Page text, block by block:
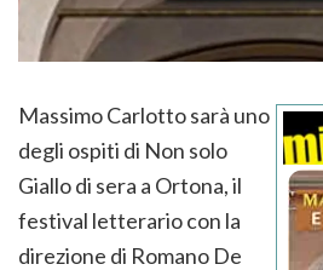
Massimo Carlotto sarà uno
degli ospiti di Non solo
Giallo di sera a Ortona, il
festival letterario con la
direzione di Romano De